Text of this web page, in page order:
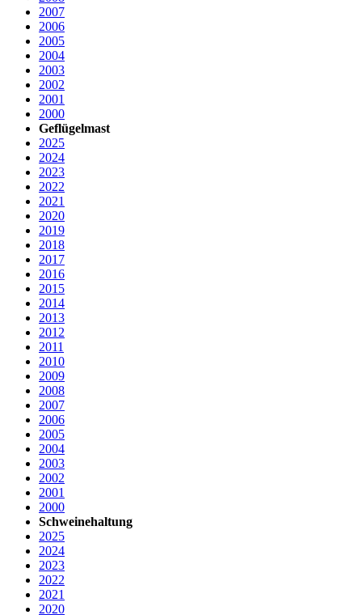
2007
2006
2005
2004
2003
2002
2001
2000
Geflügelmast
2025
2024
2023
2022
2021
2020
2019
2018
2017
2016
2015
2014
2013
2012
2011
2010
2009
2008
2007
2006
2005
2004
2003
2002
2001
2000
Schweinehaltung
2025
2024
2023
2022
2021
2020